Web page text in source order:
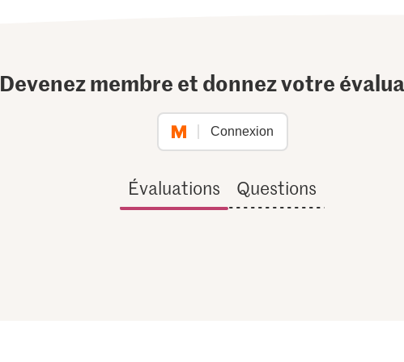
Devenez membre et donnez votre
Connexion
Évaluations Questions